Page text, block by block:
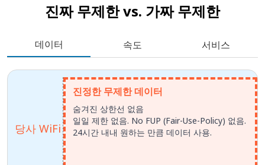
진짜 무제한 vs. 가짜 무제한
데이터 속도 서비스
당사 WiFi
진정한 무제한 데이터
숨겨진 상한선 없음
일일 제한 없음. No FUP (Fair-Use-Policy) 없음.
24시간 내내 원하는 만큼 데이터 사용.